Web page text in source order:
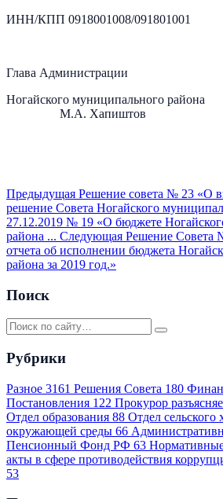
ИНН/КПП 0918001008/091801001
Глава Администрации
Ногайского
М.А. Хапиштов
Предыдущая Решение совета № 23 «О
решение Совета Ногайского
27.12.2019 № 19 «О бюджете
района ... Следующая Решение Совета
отчета об исполнении бюджета
района за 2019 год.»
Поиск
Рубрики
Разное 3161 Решения Совета 180
Постановления 122 Прокурор
Отдел образования 88 Отдел сельского
окружающей среды 66
Пенсионный Фонд РФ 63
акты в сфере противодействия
53